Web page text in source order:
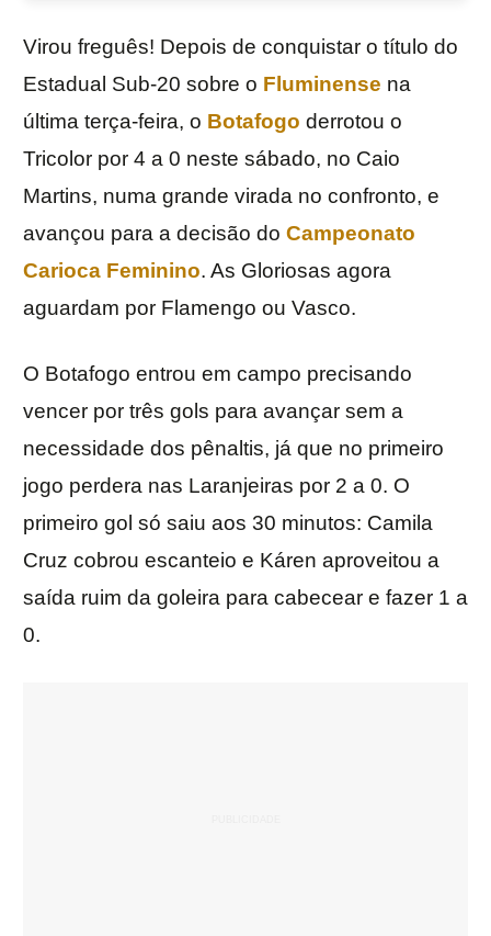
Virou freguês! Depois de conquistar o título do
Estadual Sub-20 sobre o Fluminense na
última terça-feira, o Botafogo derrotou o
Tricolor por 4 a 0 neste sábado, no Caio
Martins, numa grande virada no confronto, e
avançou para a decisão do Campeonato
Carioca Feminino. As Gloriosas agora
aguardam por Flamengo ou Vasco.
O Botafogo entrou em campo precisando
vencer por três gols para avançar sem a
necessidade dos pênaltis, já que no primeiro
jogo perdera nas Laranjeiras por 2 a 0. O
primeiro gol só saiu aos 30 minutos: Camila
Cruz cobrou escanteio e Káren aproveitou a
saída ruim da goleira para cabecear e fazer 1 a
0.